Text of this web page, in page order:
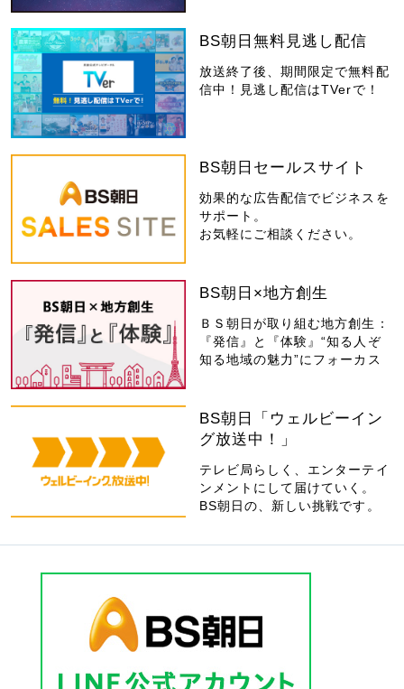
BS朝日無料見逃し配信
放送終了後、期間限定で無料配
信中！見逃し配信はTVerで！
BS朝日セールスサイト
効果的な広告配信でビジネスを
サポート。
お気軽にご相談ください。
BS朝日×地方創生
ＢＳ朝日が取り組む地方創生：
『発信』と『体験』“知る人ぞ
知る地域の魅力”にフォーカス
BS朝日「ウェルビーイン
グ放送中！」
テレビ局らしく、エンターテイ
ンメントにして届けていく。
BS朝日の、新しい挑戦です。